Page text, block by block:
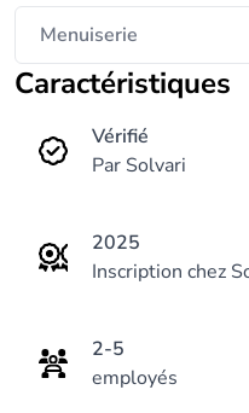
Menuiserie
Caractéristiques
Vérifié
Par Solvari
2025
Inscription chez
2-5
employés